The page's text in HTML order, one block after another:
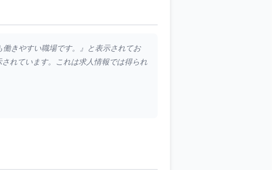
きやすい職場です。』と表示されてお
れています。これは求人情報では得られ